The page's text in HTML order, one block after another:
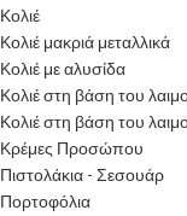
Κολιέ
Κολιέ μακριά μεταλλικά
Κολιέ με αλυσίδα
Κολιέ στη βάση του
Κολιέ στη βάση του
Κρέμες Προσώπου
Πιστολάκια - Σεσουάρ
Πορτοφόλια